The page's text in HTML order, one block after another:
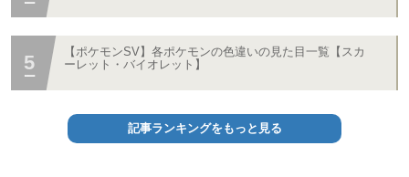
【ポケモンSV】各ポケモンの色違いの見た目一覧【スカ
ーレット・バイオレット】
記事ランキングをもっと見る